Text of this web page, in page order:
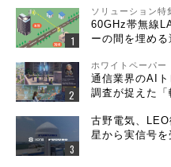
ソリューション特
60GHz帯無線
ーの間を埋める
ホワイトペーパー
通信業界のAI
調査が捉えた「
古野電気、
星から実信号を